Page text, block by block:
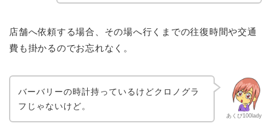
店舗へ依頼する場合、その場へ行くまでの往復時間や交通
費も掛かるのでお忘れなく。
あくび100lady
バーバリーの時計持っているけどクロノグラ
フじゃないけど。